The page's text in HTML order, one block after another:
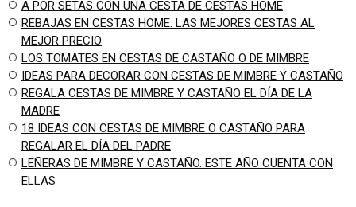
A POR SETAS CON UNA CESTA DE CESTAS HOME
REBAJAS EN CESTAS HOME. LAS MEJORES CESTAS AL
MEJOR PRECIO
LOS TOMATES EN CESTAS DE CASTAÑO O DE MIMBRE
IDEAS PARA DECORAR CON CESTAS DE MIMBRE Y CASTAÑO
REGALA CESTAS DE MIMBRE Y CASTAÑO EL DÍA DE LA
MADRE
18 IDEAS CON CESTAS DE MIMBRE O CASTAÑO PARA
REGALAR EL DÍA DEL PADRE
LEÑERAS DE MIMBRE Y CASTAÑO. ESTE AÑO CUENTA CON
ELLAS